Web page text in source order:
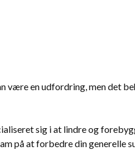
være en udfordring, men det
sig i at lindre og
på at forbedre din generelle